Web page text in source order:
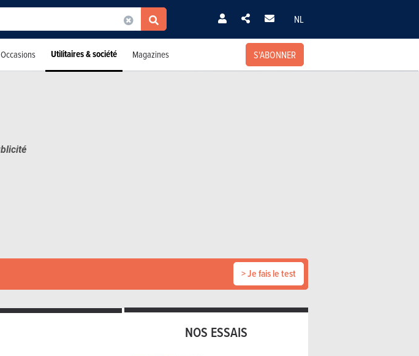
NL
Occasions Utilitaires & société Magazines S'ABONNER
> Je fais le test
NOS ESSAIS